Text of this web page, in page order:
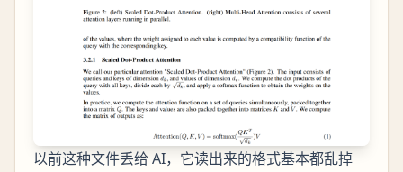
以前这种文件丢给 AI，它读出来的格式基本都乱掉